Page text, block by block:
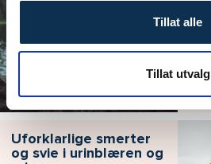
Tillat alle
Tillat utvalg
Uforklarlige smerter
og svie i urinblæren og